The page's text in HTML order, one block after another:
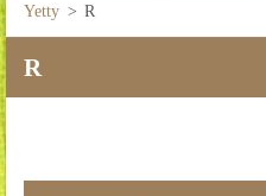
Yetty > R
R